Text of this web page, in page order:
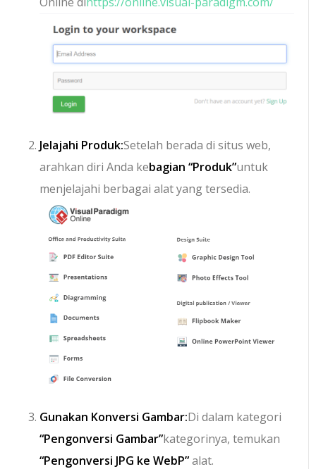
Jelajahi Produk:Setelah berada di situs web,
arahkan diri Anda kebagian “Produk”untuk
menjelajahi berbagai alat yang tersedia.
Gunakan Konversi Gambar:Di dalam kategori
“Pengonversi Gambar”kategorinya, temukan
“Pengonversi JPG ke WebP”alat.